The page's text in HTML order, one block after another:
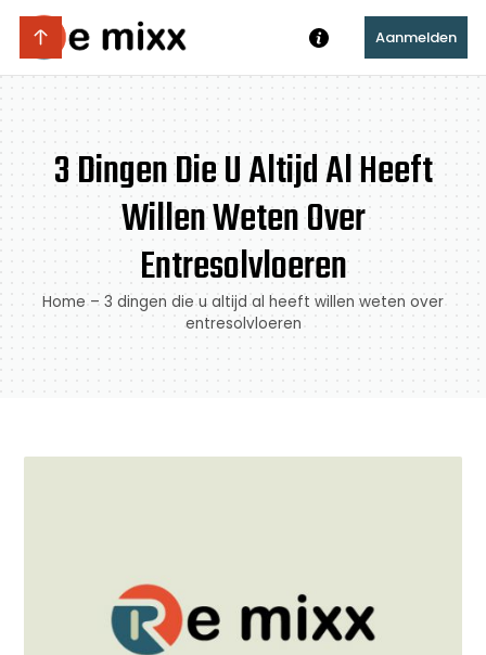
Aanmelden
3 Dingen Die U Altijd Al Heeft
Willen Weten Over
Entresolvloeren
Home – 3 dingen die u altijd al heeft willen weten over
entresolvloeren